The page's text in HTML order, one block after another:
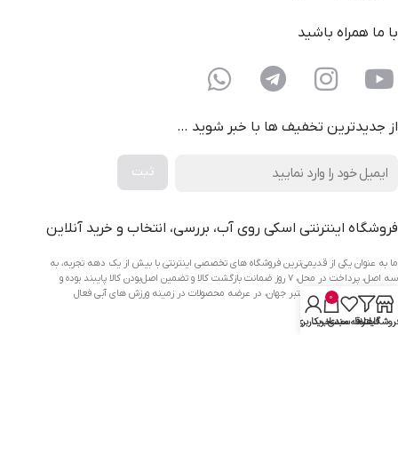
با ما همراه باشید
از جدیدترین تخفیف ها با خبر شوید …
فروشگاه اینترنتی اسکی روی آب، بررسی، انتخاب و خرید آنلاین
ما به عنوان یکی از قدیمی‌ترین فروشگاه های تخصصی اینترنتی با بیش از یک دهه تجربه، به
سه اصل، پرداخت در محل، ۷ روز ضمانت بازگشت کالا و تضمین اصل‌بودن کالا پایبند بوده و
همگام با فروشگاه‌های معتبر جهان، در عرضه محصولات در زمینه ورزش های آبی فعال
هستیم.
فیلترها
علاقه مندی
0
سبد خرید
حساب کاربری من